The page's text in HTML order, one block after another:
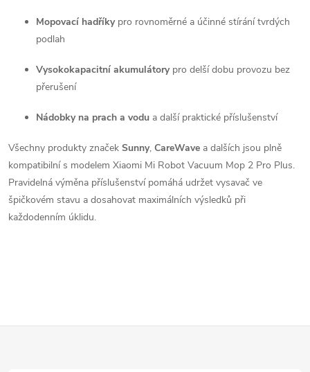
y
v
ý
u
Mopovací hadříkypro rovnoměrné a účinné stírání tvrdých
podlah
Vysokokapacitní akumulátorypro delší dobu provozu bez
přerušení
Nádobky na prach a vodu a další praktické příslušenství
Všechny produkty značek Sunny, CareWave a dalších jsou plně
kompatibilní s modelem Xiaomi Mi Robot Vacuum Mop 2 Pro Plus.
Pravidelná výměna příslušenství pomáhá udržet vysavač ve
špičkovém stavu a dosahovat maximálních výsledků při
každodenním úklidu.